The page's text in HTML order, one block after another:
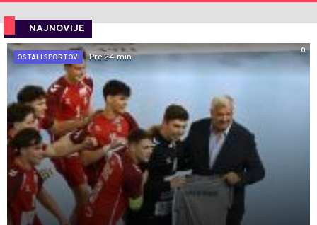
NAJNOVIJE
0
OSTALI SPORTOVI
Pre 24 min